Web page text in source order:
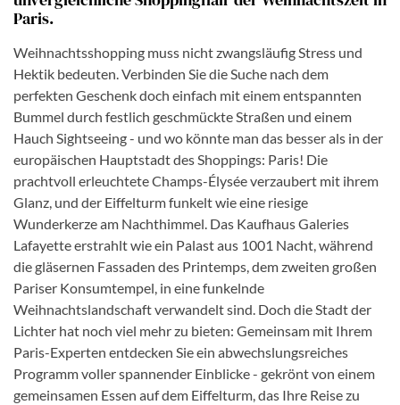
Paris.
Weihnachtsshopping muss nicht zwangsläufig Stress und
Hektik bedeuten. Verbinden Sie die Suche nach dem
perfekten Geschenk doch einfach mit einem entspannten
Bummel durch festlich geschmückte Straßen und einem
Hauch Sightseeing - und wo könnte man das besser als in der
europäischen Hauptstadt des Shoppings: Paris! Die
prachtvoll erleuchtete Champs-Élysée verzaubert mit ihrem
Glanz, und der Eiffelturm funkelt wie eine riesige
Wunderkerze am Nachthimmel. Das Kaufhaus Galeries
Lafayette erstrahlt wie ein Palast aus 1001 Nacht, während
die gläsernen Fassaden des Printemps, dem zweiten großen
Pariser Konsumtempel, in eine funkelnde
Weihnachtslandschaft verwandelt sind. Doch die Stadt der
Lichter hat noch viel mehr zu bieten: Gemeinsam mit Ihrem
Paris-Experten entdecken Sie ein abwechslungsreiches
Programm voller spannender Einblicke - gekrönt von einem
gemeinsamen Essen auf dem Eiffelturm, das Ihre Reise zu